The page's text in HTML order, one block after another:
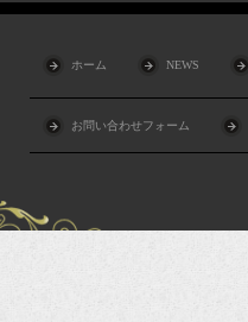
ホーム NEWS
お問い合わせフォーム